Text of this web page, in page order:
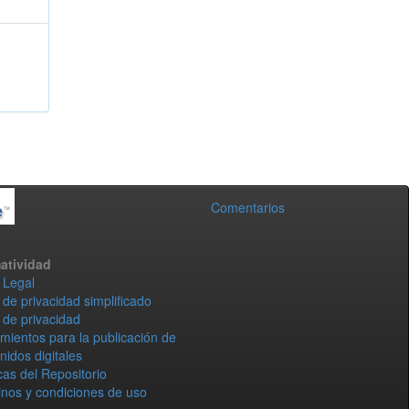
Comentarios
privacidad simplificado
privacidad
para la publicación de
digitales
del Repositorio
y condiciones de uso